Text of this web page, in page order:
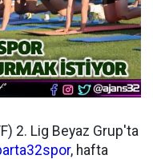
2. Lig Beyaz Grup'ta
, hafta